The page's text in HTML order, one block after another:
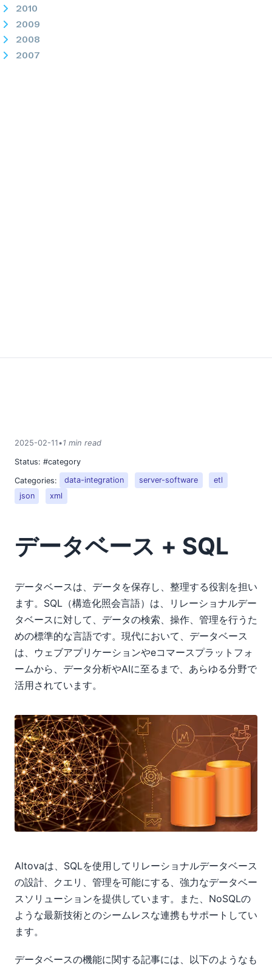
2010
2009
2008
2007
2025-02-11•1 min read
Status: #category
Categories:
data-integration server-software
etl
json
xml
データベース + SQL
データベースは、データを保存し、整理する役割を担い
ます。SQL（構造化照会言語）は、リレーショナルデー
タベースに対して、データの検索、操作、管理を行うた
めの標準的な言語です。現代において、データベース
は、ウェブアプリケーションやeコマースプラットフォ
ームから、データ分析やAIに至るまで、あらゆる分野で
活用されています。
Altovaは、SQLを使用してリレーショナルデータベース
の設計、クエリ、管理を可能にする、強力なデータベー
スソリューションを提供しています。また、NoSQLの
ような最新技術とのシームレスな連携もサポートしてい
ます。
データベースの機能に関する記事には、以下のようなも